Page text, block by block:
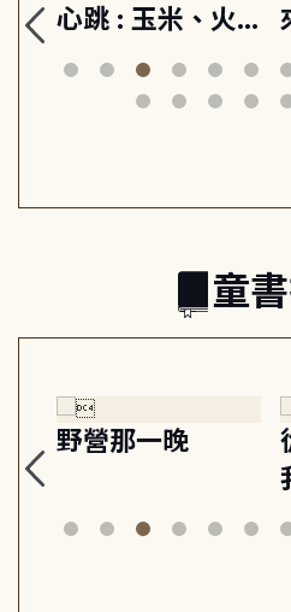
心跳 : 玉米、火
山與信仰, 外交官
筆下的現代馬雅
童
野營那一晚